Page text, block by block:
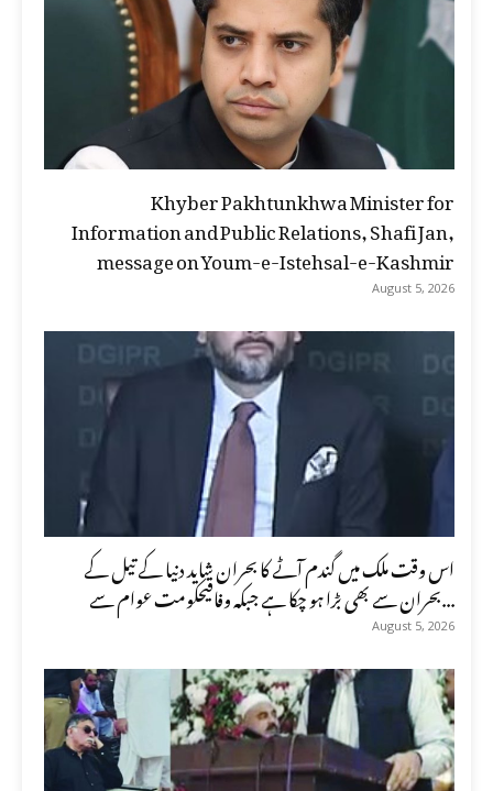
Khyber Pakhtunkhwa Minister for
Information and Public Relations, Shafi Jan,
message on Youm-e-Istehsal-e-Kashmir
August 5, 2026
اس وقت ملک میں گندم آٹے کا بحران شاید دنیا کے تیل کے
بحران سے بھی بڑا ہو چکا ہے جبکہ وفاقیحکومت عوام سے...
August 5, 2026